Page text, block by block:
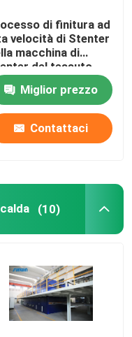
di finitura ad
velocità di Stenter
macchina di
del tessuto
termico del
Miglior prezzo
Contattaci
(10)